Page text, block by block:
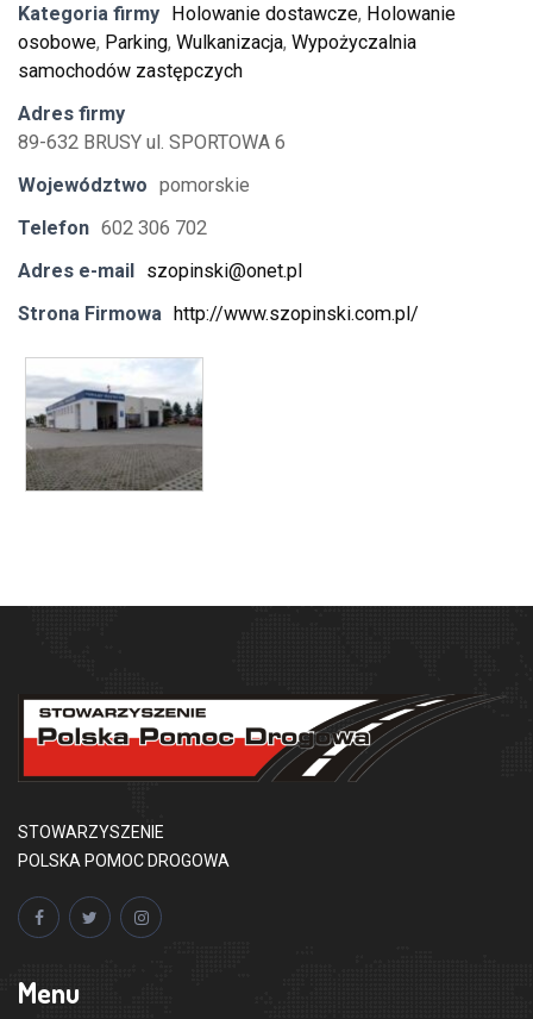
Kategoria firmy Holowanie dostawcze, Holowanie
osobowe, Parking, Wulkanizacja, Wypożyczalnia
samochodów zastępczych
Adres firmy
89-632 BRUSY ul. SPORTOWA 6
Województwo pomorskie
Telefon 602 306 702
Adres e-mail szopinski@onet.pl
Strona Firmowa http://www.szopinski.com.pl/
STOWARZYSZENIE
POLSKA POMOC DROGOWA
Menu